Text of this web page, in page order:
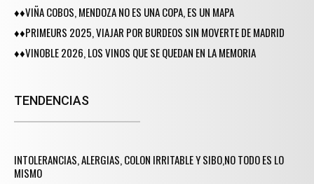
♦♦VIÑA COBOS, MENDOZA NO ES UNA COPA, ES UN MAPA
♦♦PRIMEURS 2025, VIAJAR POR BURDEOS SIN MOVERTE DE MADRID
♦♦VINOBLE 2026, LOS VINOS QUE SE QUEDAN EN LA MEMORIA
TENDENCIAS
INTOLERANCIAS, ALERGIAS, COLON IRRITABLE Y SIBO,NO TODO ES LO
MISMO